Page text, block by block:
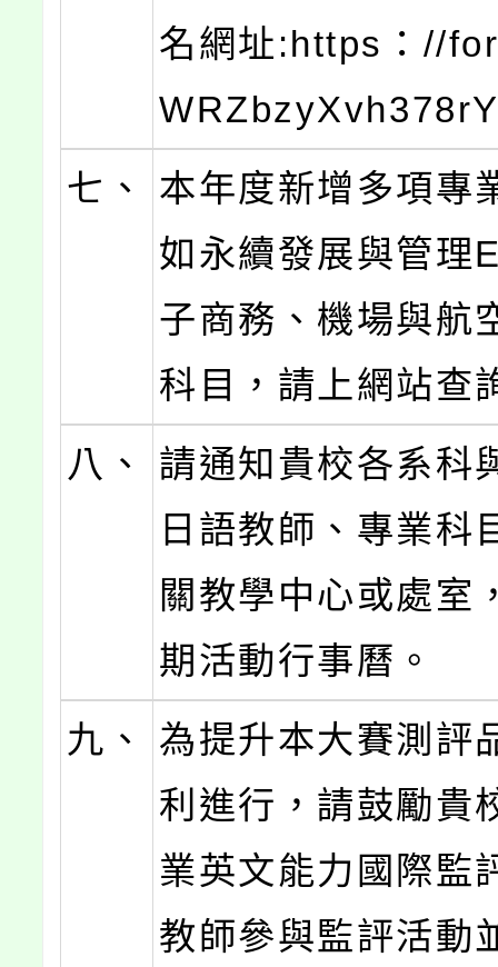
名網址:https：//
七、
本年度新增多項專
如永續發展與管理
子商務、機場與航
科目，請上網站查
八、
請通知貴校各系科
日語教師、專業科
關教學中心或處室
期活動行事曆。
九、
為提升本大賽測評
利進行，請鼓勵貴
業英文能力國際監
教師參與監評活動